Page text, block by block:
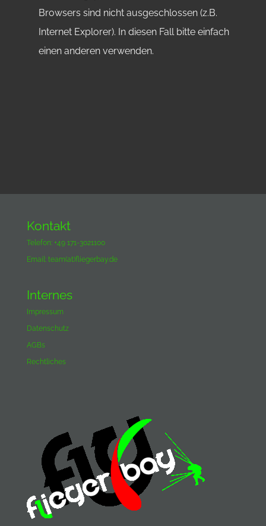
Browsers sind nicht ausgeschlossen (z.B.
Internet Explorer). In diesen Fall bitte einfach
einen anderen verwenden.
Kontakt
Telefon: +49 171-3021100
Email: team(at)fliegerbay.de
Internes
Impressum
Datenschutz
AGBs
Rechtliches